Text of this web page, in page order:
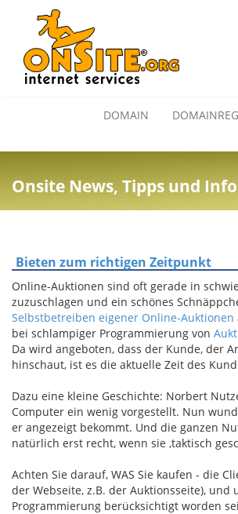
DOMAIN
Onsite News, Tipps und
Bieten zum richtigen Zeitpunkt
Online-Auktionen sind oft gerade in
zuzuschlagen und ein schönes
Selbstbetreiben eigener Online-Auktionen
bei schlampiger Programmierung von
Da wird angeboten, dass der Kunde, der
hinschaut, ist es die aktuelle Zeit des
Dazu eine kleine Geschichte: Norbert
Computer ein wenig vorgestellt. Nun
er angezeigt bekommt. Und die ganzen
natürlich erst recht, wenn sie ,taktisch
Achten Sie darauf, WAS Sie kaufen - die
der Webseite, z.B. der Auktionsseite),
Programmierung berücksichtigt worden